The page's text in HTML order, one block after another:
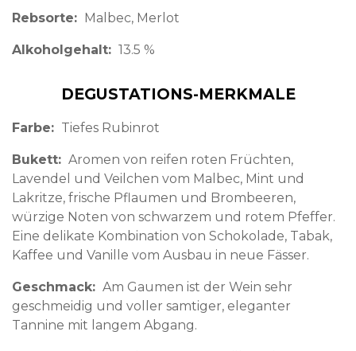
Rebsorte Malbec, Merlot
Alkoholgehalt 13.5 %
DEGUSTATIONS-MERKMALE
Farbe Tiefes Rubinrot
Bukett
Aromen von reifen roten Früchten,
Lavendel und Veilchen vom Malbec, Mint und
Lakritze, frische Pflaumen und Brombeeren,
würzige Noten von schwarzem und rotem Pfeffer.
Eine delikate Kombination von Schokolade, Tabak,
Kaffee und Vanille vom Ausbau in neue Fässer.
Geschmack
Am Gaumen ist der Wein sehr
geschmeidig und voller samtiger, eleganter
Tannine mit langem Abgang.